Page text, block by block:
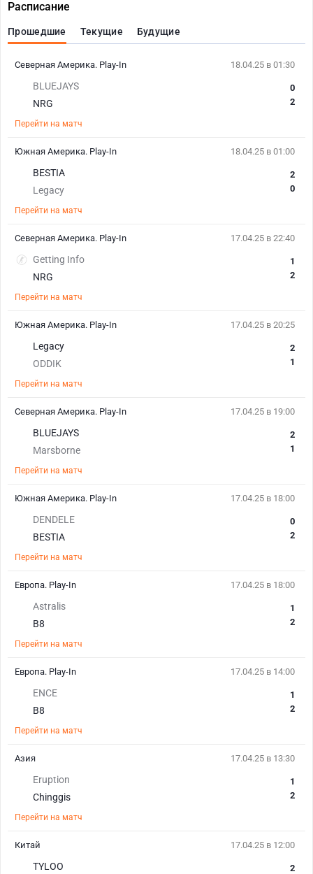
Расписание
Прошедшие Текущие Будущие
18.04.25 в 01:30
BLUEJAYS
NRG
0
2
Перейти на матч
Северная Америка. Play-In
18.04.25 в 01:00
BESTIA
Legacy
2
0
Перейти на матч
Южная Америка. Play-In
17.04.25 в 22:40
Getting Info
NRG
1
2
Перейти на матч
Северная Америка. Play-In
17.04.25 в 20:25
Legacy
ODDIK
2
1
Перейти на матч
Южная Америка. Play-In
17.04.25 в 19:00
BLUEJAYS
Marsborne
2
1
Перейти на матч
Северная Америка. Play-In
17.04.25 в 18:00
DENDELE
BESTIA
0
2
Перейти на матч
Южная Америка. Play-In
17.04.25 в 18:00
Astralis
B8
1
2
Перейти на матч
Европа. Play-In
17.04.25 в 14:00
ENCE
B8
1
2
Перейти на матч
Европа. Play-In
17.04.25 в 13:30
Eruption
Chinggis
1
2
Перейти на матч
Азия
17.04.25 в 12:00
TYLOO
2
Китай